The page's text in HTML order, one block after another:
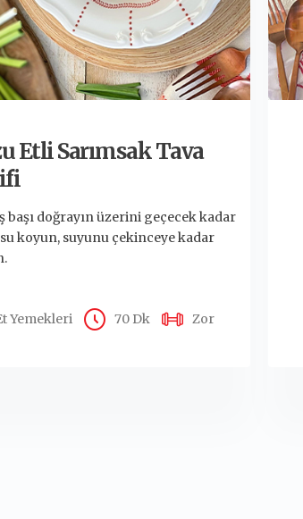
Etli Sarımsak Tava
başı doğrayın üzerini geçecek kadar
su koyun, suyunu çekinceye kadar
Yemekleri 70 Dk Zor